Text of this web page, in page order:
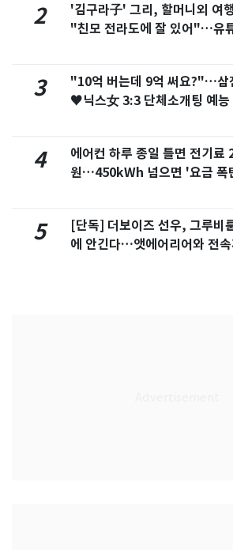
2
'김구라子' 그리, 할머니외 여
"친모 전라도에 잘 있어"…유
3
"10억 버는데 9억 써요?"…삼
♥닉스女 3:3 단체소개팅 예능
4
에어컨 하루 종일 틀면 전기료
원…450kWh 넘으면 '요금 폭
5
[단독] 더보이즈 선우, 그루비
에 안긴다…앳에어리어와 전